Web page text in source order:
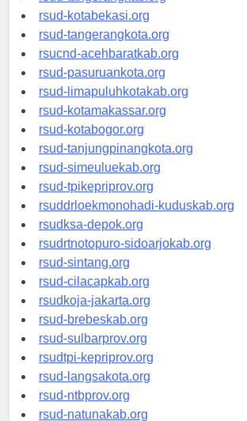
rsud-tangerangkab.org
rsud-kotabekasi.org
rsud-tangerangkota.org
rsucnd-acehbaratkab.org
rsud-pasuruankota.org
rsud-limapuluhkotakab.org
rsud-kotamakassar.org
rsud-kotabogor.org
rsud-tanjungpinangkota.org
rsud-simeuluekab.org
rsud-tpikepriprov.org
rsuddrloekmonohadi-kuduskab.org
rsudksa-depok.org
rsudrtnotopuro-sidoarjokab.org
rsud-sintang.org
rsud-cilacapkab.org
rsudkoja-jakarta.org
rsud-brebeskab.org
rsud-sulbarprov.org
rsudtpi-kepriprov.org
rsud-langsakota.org
rsud-ntbprov.org